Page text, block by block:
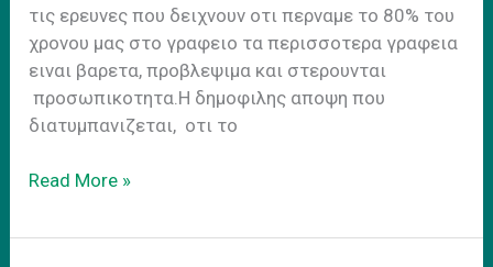
τις ερευνες που δειχνουν οτι περναμε το 80% του
χρονου μας στο γραφειο τα περισσοτερα γραφεια
ειναι βαρετα, προβλεψιμα και στερουνται
προσωπικοτητα.Η δημοφιλης αποψη που
διατυμπανιζεται, οτι το
CoWork.gr
Your
Read More »